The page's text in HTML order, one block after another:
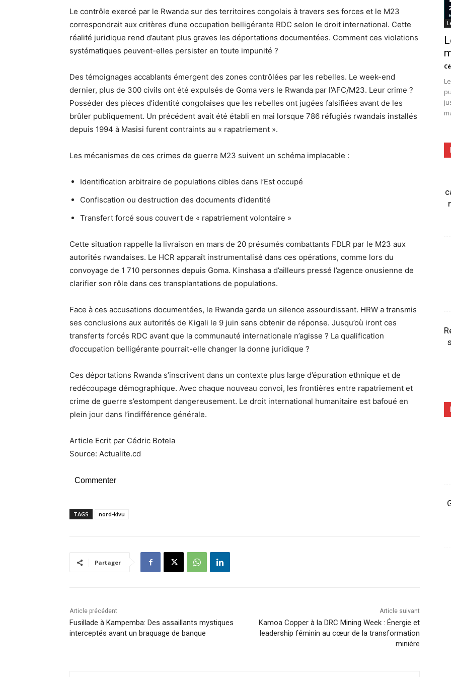
Le contrôle exercé par le Rwanda sur des territoires congolais à travers ses forces et le M23
correspondrait aux critères d’une occupation belligérante RDC selon le droit international. Cette
réalité juridique rend d’autant plus graves les déportations documentées. Comment ces violations
systématiques peuvent-elles persister en toute impunité ?
Des témoignages accablants émergent des zones contrôlées par les rebelles. Le week-end
dernier, plus de 300 civils ont été expulsés de Goma vers le Rwanda par l’AFC/M23. Leur crime ?
Posséder des pièces d’identité congolaises que les rebelles ont jugées falsifiées avant de les
brûler publiquement. Un précédent avait été établi en mai lorsque 786 réfugiés rwandais installés
depuis 1994 à Masisi furent contraints au « rapatriement ».
Les mécanismes de ces crimes de guerre M23 suivent un schéma implacable :
Identification arbitraire de populations cibles dans l’Est occupé
Confiscation ou destruction des documents d’identité
Transfert forcé sous couvert de « rapatriement volontaire »
Cette situation rappelle la livraison en mars de 20 présumés combattants FDLR par le M23 aux
autorités rwandaises. Le HCR apparaît instrumentalisé dans ces opérations, comme lors du
convoyage de 1 710 personnes depuis Goma. Kinshasa a d’ailleurs pressé l’agence onusienne de
clarifier son rôle dans ces transplantations de populations.
Face à ces accusations documentées, le Rwanda garde un silence assourdissant. HRW a transmis
ses conclusions aux autorités de Kigali le 9 juin sans obtenir de réponse. Jusqu’où iront ces
transferts forcés RDC avant que la communauté internationale n’agisse ? La qualification
d’occupation belligérante pourrait-elle changer la donne juridique ?
Ces déportations Rwanda s’inscrivent dans un contexte plus large d’épuration ethnique et de
redécoupage démographique. Avec chaque nouveau convoi, les frontières entre rapatriement et
crime de guerre s’estompent dangereusement. Le droit international humanitaire est bafoué en
plein jour dans l’indifférence générale.
Article Ecrit par Cédric Botela
Source: Actualite.cd
Commenter
TAGS nord-kivu
Partager
Article précédent
Fusillade à Kampemba: Des assaillants mystiques
interceptés avant un braquage de banque
Article suivant
Kamoa Copper à la DRC Mining Week : Énergie et
leadership féminin au cœur de la transformation
minière